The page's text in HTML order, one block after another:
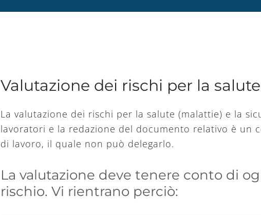
Valutazione dei rischi per la
La valutazione dei rischi per la salute (malattie) e la
lavoratori e la redazione del documento relativo è un
di lavoro, il quale non può delegarlo.
La valutazione deve tenere conto di
rischio. Vi rientrano perciò: